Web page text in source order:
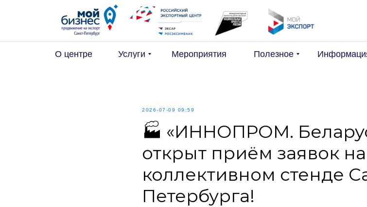
О центре Услуги Мероприятия Полезное
2026-07-09 09:59
🏭 «ИННОПРОМ.
открыт приём заявок
коллективном стенде
Петербурга!